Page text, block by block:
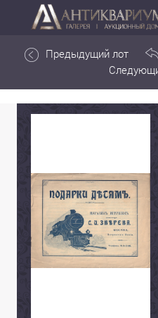
Предыдущий лот